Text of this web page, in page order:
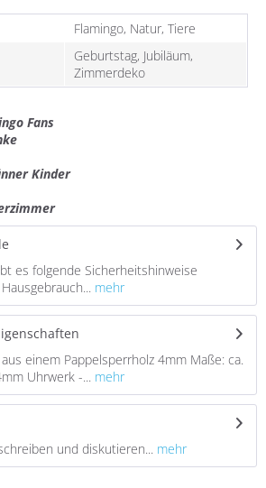
Flamingo, Natur, Tiere
Geburtstag, Jubiläum,
Zimmerdeko
Fans
Kinder
es folgende Sicherheitshinweise
mehr
einem Pappelsperrholz 4mm Maße: ca.
Uhrwerk -... mehr
und diskutieren... mehr